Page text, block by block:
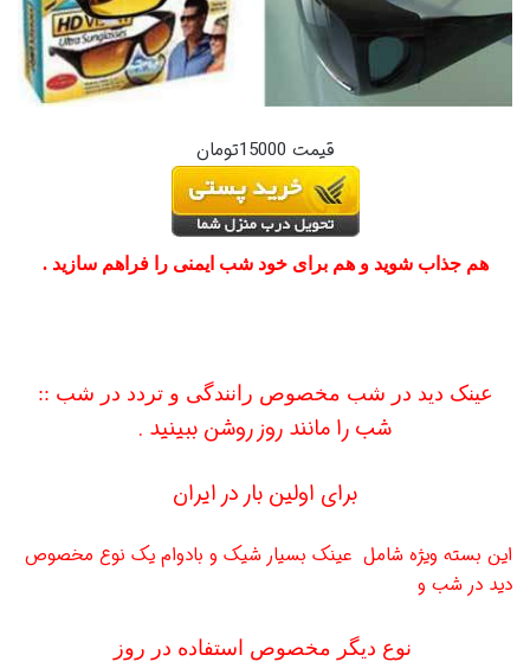
قیمت 15000تومان
هم جذاب شوید و هم برای خود شب ایمنی را فراهم سازید .
عينک دید در شب مخصوص رانندگی و تردد در شب ::
شب را مانند روز روشن ببينيد .
برای اولين بار در ايران
اين بسته ويژه شامل عينک بسيار شيک و بادوام يک نوع مخصوص
ديد در شب و
نوع ديگر مخصوص استفاده در روز